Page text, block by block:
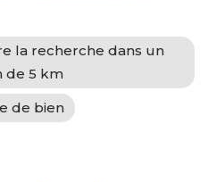
la recherche dans un
de 5 km
de bien